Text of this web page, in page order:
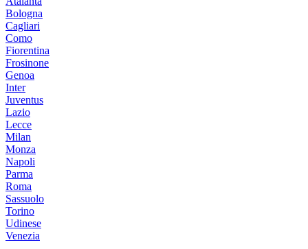
Bologna
Cagliari
Como
Fiorentina
Frosinone
Genoa
Inter
Juventus
Lazio
Lecce
Milan
Monza
Napoli
Parma
Roma
Sassuolo
Torino
Udinese
Venezia